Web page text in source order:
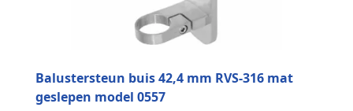
Balustersteun buis 42,4 mm RVS-316 mat
geslepen model 0557